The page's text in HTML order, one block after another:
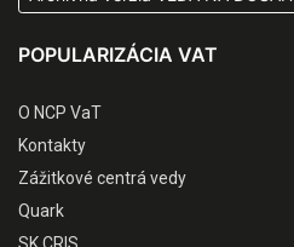
POPULARIZÁCIA VAT
O NCP VaT
Kontakty
Zážitkové centrá vedy
Quark